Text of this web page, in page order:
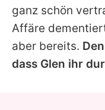
ganz schön
Affäre
aber bereits.
dass Glen ihr